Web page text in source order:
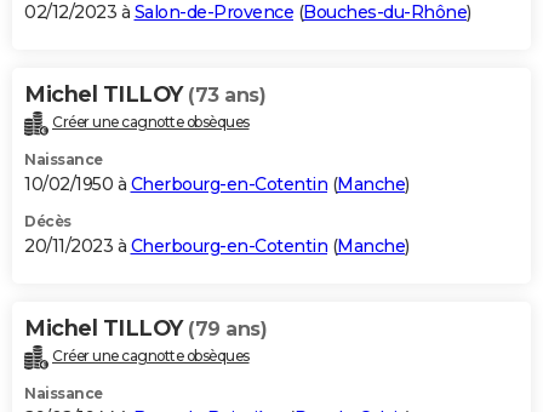
02/12/2023 à Salon-de-Provence (Bouches-du-Rhône)
Michel TILLOY (73 ans)
Créer une cagnotte obsèques
Naissance
10/02/1950 à Cherbourg-en-Cotentin (Manche)
Décès
20/11/2023 à Cherbourg-en-Cotentin (Manche)
Michel TILLOY (79 ans)
Créer une cagnotte obsèques
Naissance